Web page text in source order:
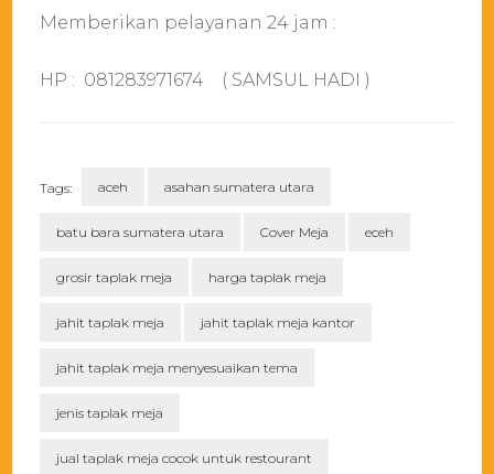
Memberikan pelayanan 24 jam :
HP : 081283971674 ( SAMSUL HADI )
Tags: aceh asahan sumatera utara
batu bara sumatera utara Cover Meja eceh
grosir taplak meja harga taplak meja
jahit taplak meja jahit taplak meja kantor
jahit taplak meja menyesuaikan tema
jenis taplak meja
jual taplak meja cocok untuk restourant